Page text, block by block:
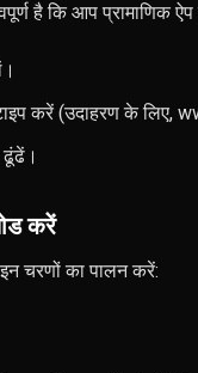
है कि आप प्रामाणिक
करें (उदाहरण के लिए,
ढूंढें।
करें
चरणों का पालन करें: